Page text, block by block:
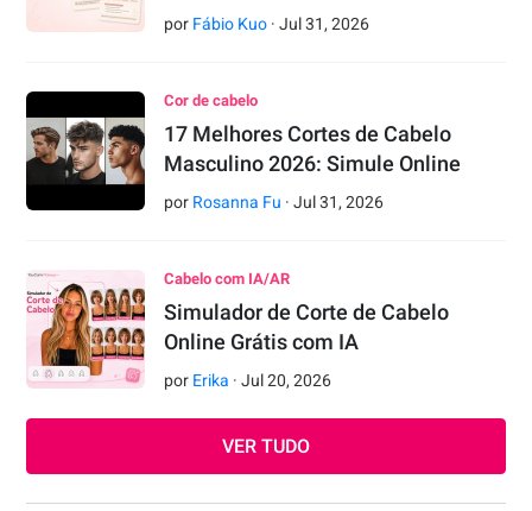
por Fábio Kuo ·Jul 31,2026
Cor de cabelo
17 Melhores Cortes de Cabelo
Masculino 2026: Simule Online
por Rosanna Fu ·Jul 31,2026
Cabelo com IA/AR
Simulador de Corte de Cabelo
Online Grátis com IA
por Erika ·Jul 20,2026
VER TUDO